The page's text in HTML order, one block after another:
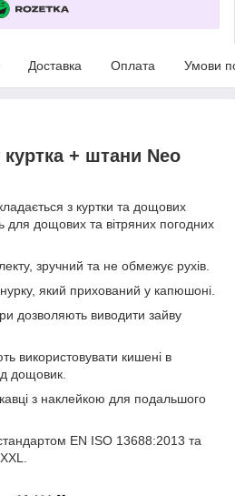
Доставка Оплата Умови
+ штани Neo
з куртки та дощових
для дощових та вітряних погодних
зручний та не обмежує рухів.
який прихований у капюшоні.
дозволяють виводити зайву
використовувати кишені в
дощовик.
з наклейкою для подальшого
EN ISO 13688:2013 та